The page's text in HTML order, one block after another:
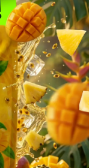
krokach?
w regionie Rio
normy czystości
kątem czystości
ceramiczne
są w Europie bez
możliwą w